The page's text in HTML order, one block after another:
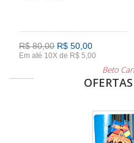
R$ 80,00 R$ 50,00
Em até 10X de R$ 5,00
Beto